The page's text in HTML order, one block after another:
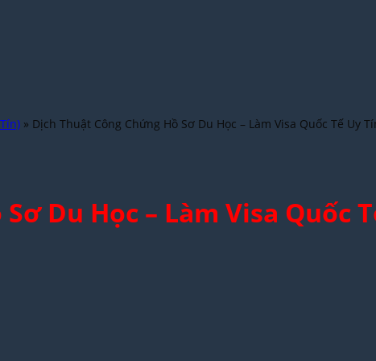
» Dịch Thuật Công Chứng Hồ Sơ Du Học – Làm Visa Quốc Tế Uy
Du Học – Làm Visa Quốc